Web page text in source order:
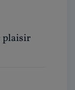
plaisir